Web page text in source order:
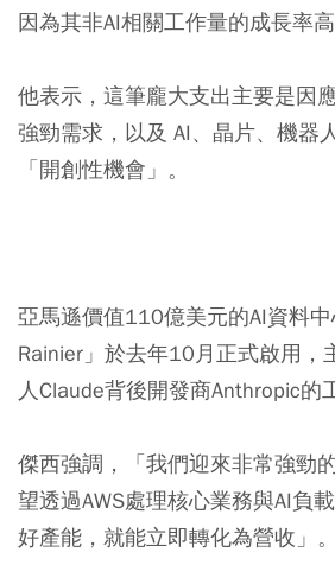
因為其非AI相關工作量的成長率高
他表示，這筆龐大支出主要是因
強勁需求，以及 AI、晶片、機器
「開創性機會」。
亞馬遜價值110億美元的AI資料
Rainier」於去年10月正式啟用，
人Claude背後開發商Anthropic的
傑西強調，「我們迎來非常強勁
望透過AWS處理核心業務與AI負
好產能，就能立即轉化為營收」。